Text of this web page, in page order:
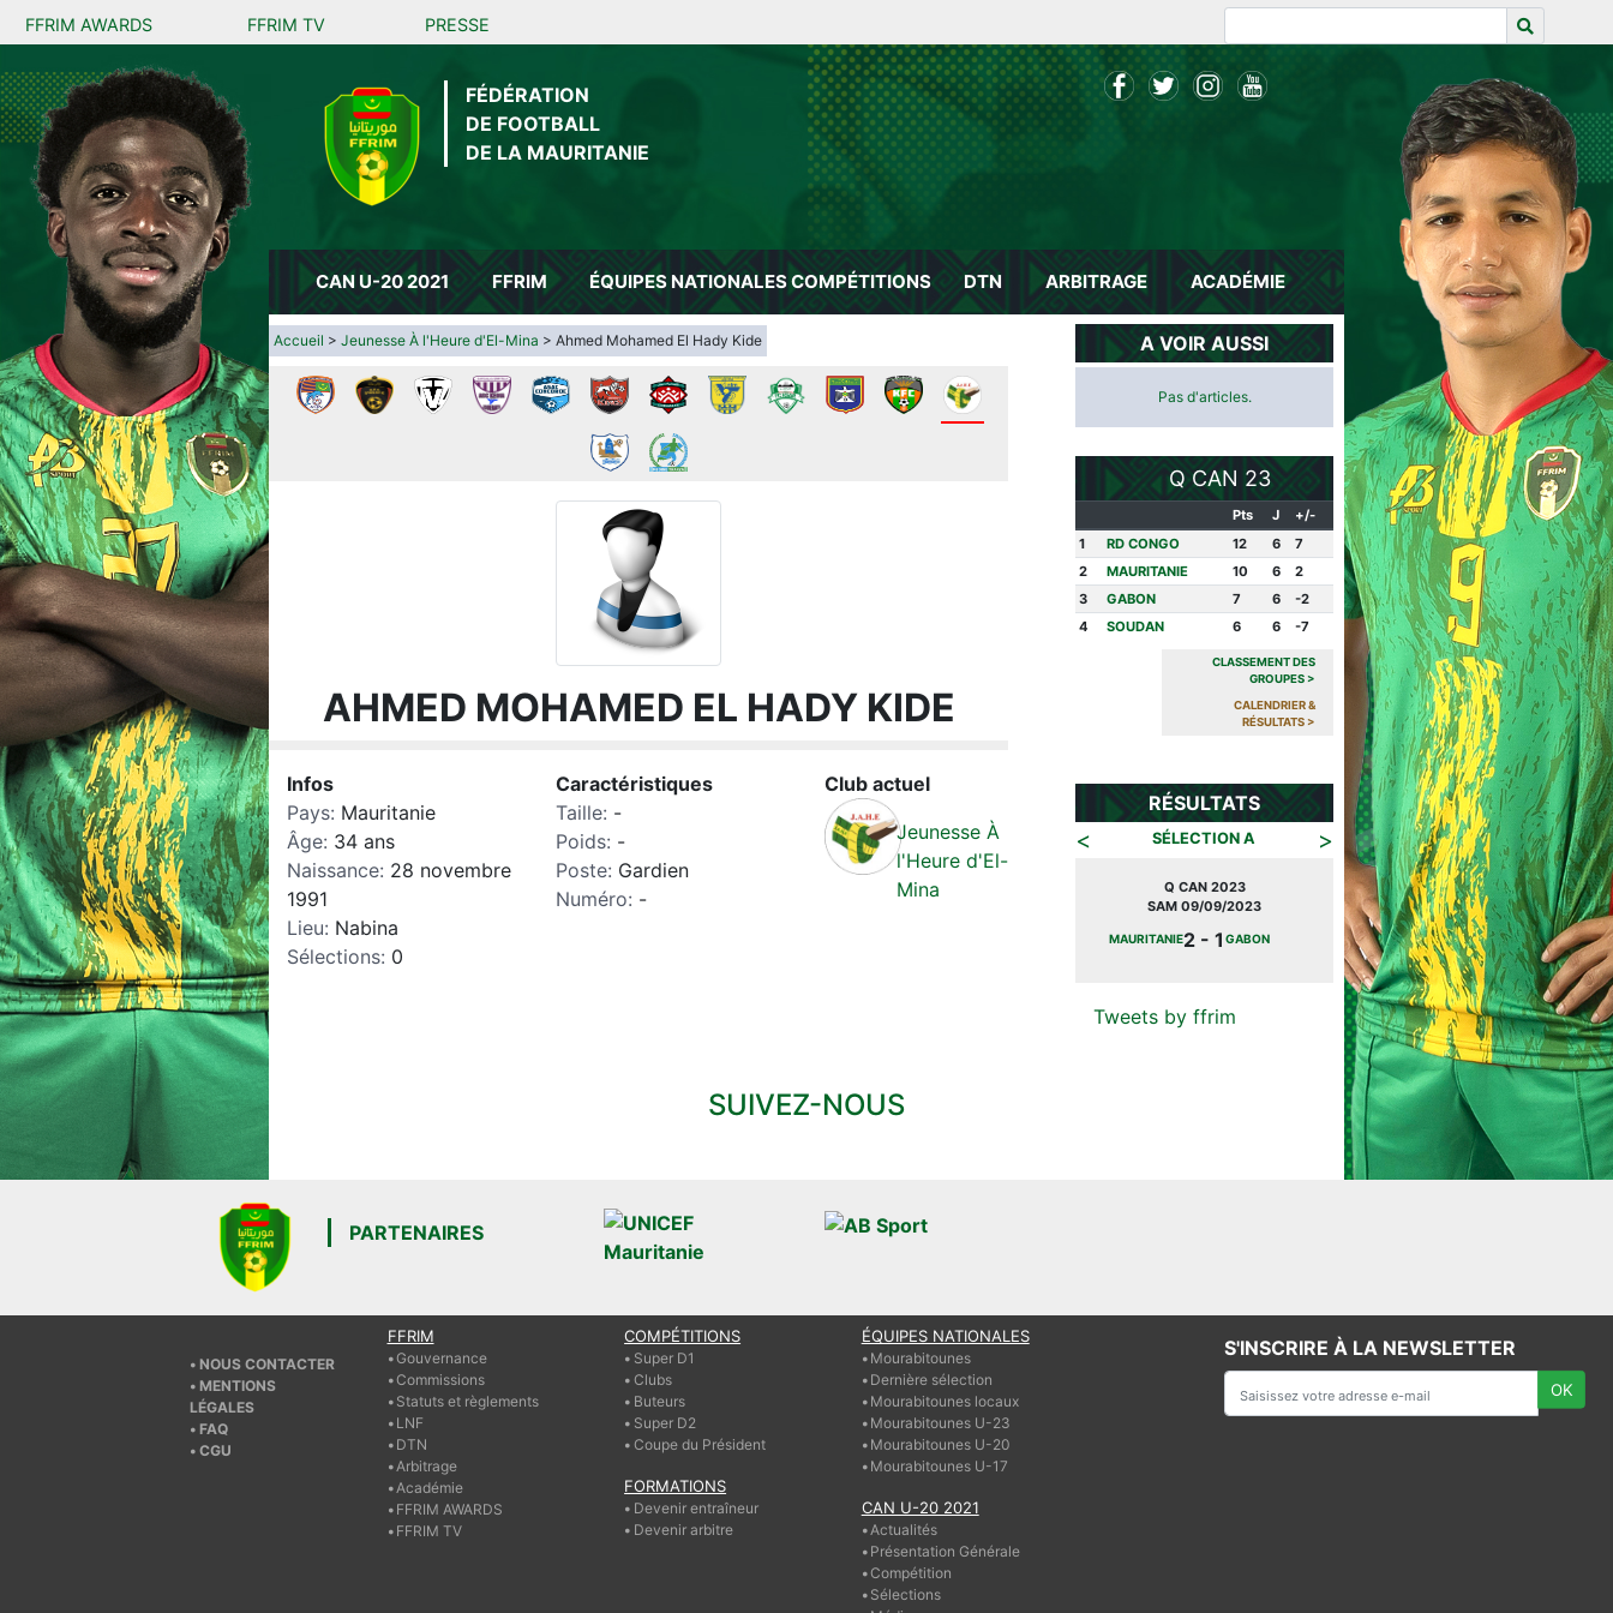
FFRIM AWARDS FFRIM TV PRESSE
FÉDÉRATION
DE FOOTBALL
DE LA MAURITANIE
CAN U-20 2021 FFRIM ÉQUIPES NATIONALESCOMPÉTITIONS DTN ARBITRAGE ACADÉMIE
Accueil > Jeunesse À l'Heure d'El-Mina > Ahmed Mohamed El Hady Kide
AHMED MOHAMED EL HADY KIDE
Infos
Pays: Mauritanie
Âge: 34 ans
Naissance: 28 novembre
1991
Lieu: Nabina
Sélections: 0
Caractéristiques
Taille: -
Poids: -
Poste: Gardien
Numéro: -
Club actuel
Jeunesse À
l'Heure d'El-
Mina
A VOIR AUSSI
Pas d'articles.
Q CAN 23
Pts J
+/-
1
RD CONGO 12 6
7
2
MAURITANIE 10 6
2
3
GABON 7 6
-2
4
SOUDAN 6 6 -7
CLASSEMENT DES
GROUPES>
CALENDRIER &
RÉSULTATS>
RÉSULTATS
< SÉLECTION A >
JOURNÉE FIFA
MAR 27/09/2022
MAURITANIE 2 -
0
CONGO
Q CAN 2023
SAM 09/09/2023
MAURITANIE2 - 1 GABON
NOUS CONTACTER
MENTIONS
LÉGALES
FAQ
FFRIM
Gouvernance
Commissions
Statuts et règlements
LNF
DTN
Arbitrage
Académie
FFRIM AWARDS
COMPÉTITIONS
Super D1
Clubs
Buteurs
Super D2
FORMATIONS
Devenir entraîneur
ÉQUIPES NATIONALES
Mourabitounes
Dernière sélection
Mourabitounes locaux
Mourabitounes U-23
Mourabitounes U-20
CAN U-20 2021
Actualités
Présentation Générale
Compétition
S'INSCRIRE À LA NEWSLETTER